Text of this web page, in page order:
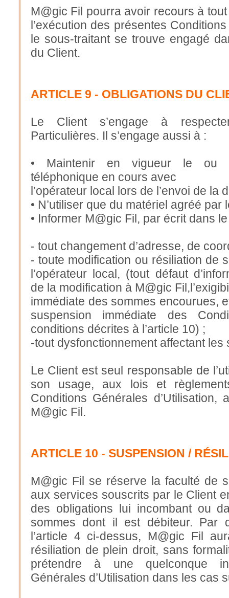
M@gic Fil pourra avoir recours à
l’exécution des présentes
le sous-traitant se trouve engagé
du Client.
ARTICLE 9 - OBLIGATIONS DU
Le Client s’engage à
Particulières. Il s’engage aussi à :
• Maintenir en vigueur le ou
téléphonique en cours avec
l’opérateur local lors de l’envoi de la
• N’utiliser que du matériel agréé
• Informer M@gic Fil, par écrit dans
- tout changement d’adresse, de
- toute modification ou résiliation de
l’opérateur local, (tout défaut
de la modification à M@gic
immédiate des sommes encourues,
suspension immédiate des
conditions décrites à l’article 10) ;
-tout dysfonctionnement affectant
Le Client est seul responsable de
son usage, aux lois et
Conditions Générales d’Utilisation,
M@gic Fil.
ARTICLE 10 - SUSPENSION /
M@gic Fil se réserve la faculté de
aux services souscrits par le Client
des obligations lui incombant ou
sommes dont il est débiteur. Par
l’article 4 ci-dessus, M@gic Fil
résiliation de plein droit, sans
prétendre à une quelconque
Générales d’Utilisation dans les cas